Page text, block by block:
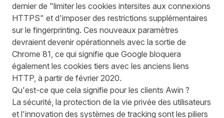
dernier de "limiter les cookies intersites aux connexions
HTTPS" et d'imposer des restrictions supplémentaires
sur le fingerprinting. Ces nouveaux paramètres
devraient devenir opérationnels avec la sortie de
Chrome 81, ce qui signifie que Google bloquera
également les cookies tiers avec les anciens liens
HTTP, à partir de février 2020.
Qu'est-ce que cela signifie pour les clients Awin ?
La sécurité, la protection de la vie privée des utilisateurs
et l'innovation des systèmes de tracking sont les piliers